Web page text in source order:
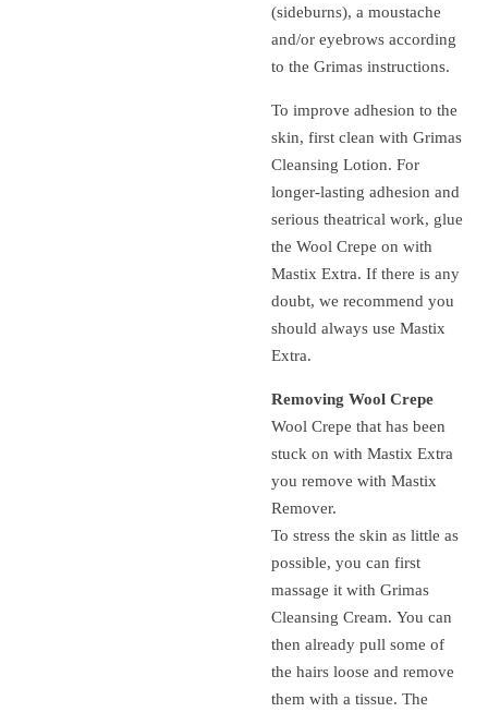
(sideburns), a moustache
and/or eyebrows according
to the Grimas instructions.
To improve adhesion to the
skin, first clean with Grimas
Cleansing Lotion. For
longer-lasting adhesion and
serious theatrical work, glue
the Wool Crepe on with
Mastix Extra. If there is any
doubt, we recommend you
should always use Mastix
Extra.
Removing Wool Crepe
Wool Crepe that has been
stuck on with Mastix Extra
you remove with Mastix
Remover.
To stress the skin as little as
possible, you can first
massage it with Grimas
Cleansing Cream. You can
then already pull some of
the hairs loose and remove
them with a tissue. The